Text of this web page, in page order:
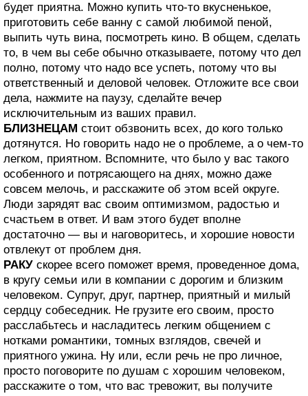
будет приятна. Можно купить что-то вкусненькое,
приготовить себе ванну с самой любимой пеной,
выпить чуть вина, посмотреть кино. В общем, сделать
то, в чем вы себе обычно отказываете, потому что дел
полно, потому что надо все успеть, потому что вы
ответственный и деловой человек. Отложите все свои
дела, нажмите на паузу, сделайте вечер
исключительным из ваших правил.
БЛИЗНЕЦАМ стоит обзвонить всех, до кого только
дотянутся. Но говорить надо не о проблеме, а о чем-то
легком, приятном. Вспомните, что было у вас такого
особенного и потрясающего на днях, можно даже
совсем мелочь, и расскажите об этом всей округе.
Люди зарядят вас своим оптимизмом, радостью и
счастьем в ответ. И вам этого будет вполне
достаточно — вы и наговоритесь, и хорошие новости
отвлекут от проблем дня.
РАКУ скорее всего поможет время, проведенное дома,
в кругу семьи или в компании с дорогим и близким
человеком. Супруг, друг, партнер, приятный и милый
сердцу собеседник. Не грузите его своим, просто
расслабьтесь и насладитесь легким общением с
нотками романтики, томных взглядов, свечей и
приятного ужина. Ну или, если речь не про личное,
просто поговорите по душам с хорошим человеком,
расскажите о том, что вас тревожит, вы получите